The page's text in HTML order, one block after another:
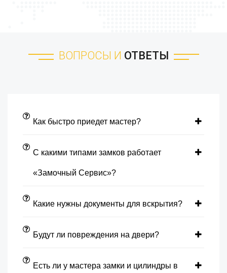
ВОПРОСЫ И ОТВЕТЫ
Как быстро приедет мастер?
С какими типами замков работает
«Замочный Сервис»?
Какие нужны документы для вскрытия?
Будут ли повреждения на двери?
Есть ли у мастера замки и цилиндры в